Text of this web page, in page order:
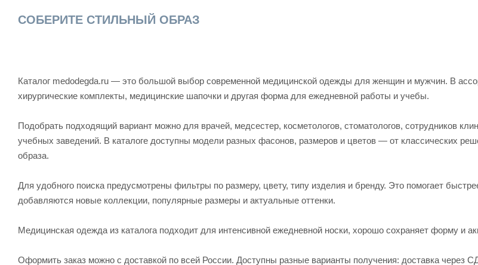
СОБЕРИТЕ СТИЛЬНЫЙ ОБРАЗ
Каталог medodegda.ru — это большой выбор современной медицинской одежды для женщин и мужчин. В
хирургические комплекты, медицинские шапочки и другая форма для ежедневной работы и учебы.
Подобрать подходящий вариант можно для врачей, медсестер, косметологов, стоматологов, сотрудников
учебных заведений. В каталоге доступны модели разных фасонов, размеров и цветов — от классических
образа.
Для удобного поиска предусмотрены фильтры по размеру, цвету, типу изделия и бренду. Это помогает
добавляются новые коллекции, популярные размеры и актуальные оттенки.
Медицинская одежда из каталога подходит для интенсивной ежедневной носки, хорошо сохраняет форму и
Оформить заказ можно с доставкой по всей России. Доступны разные варианты получения: доставка через